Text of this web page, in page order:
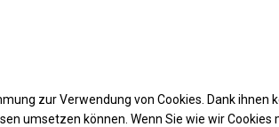
Laden Sie das PDF -Angebot
zur Verwendung von Cookies. Dank ihnen
umsetzen können. Wenn Sie wie wir Cookies